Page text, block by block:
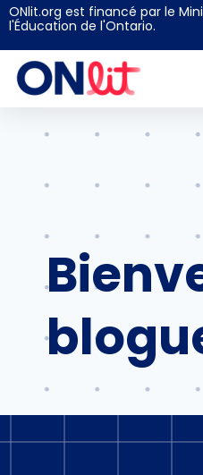
ONlit.org est financé par le
l'Éducation de l'Ontario.